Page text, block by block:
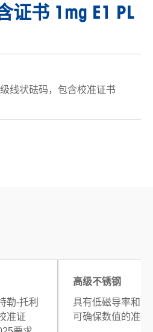
证书 1mg E1 PL
线状砝码，包含校准证书
勒-托利
准证
高级不锈钢
具有低磁导率和高
可确保数值的准确